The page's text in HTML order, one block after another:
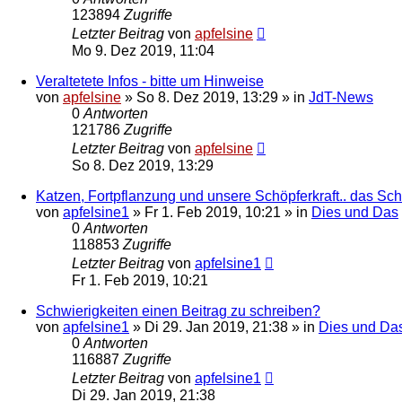
123894Zugriffe
Letzter Beitrag von apfelsine
Mo 9. Dez 2019, 11:04
Veraltetete Infos - bitte um Hinweise
von apfelsine » So 8. Dez 2019, 13:29 » in JdT-News
0Antworten
121786Zugriffe
Letzter Beitrag von apfelsine
So 8. Dez 2019, 13:29
Katzen, Fortpflanzung und unsere Schöpferkraft.. das
von apfelsine1 » Fr 1. Feb 2019, 10:21 » in Dies und Das
0Antworten
118853Zugriffe
Letzter Beitrag von apfelsine1
Fr 1. Feb 2019, 10:21
Schwierigkeiten einen Beitrag zu schreiben?
von apfelsine1 » Di 29. Jan 2019, 21:38 » in Dies und
0Antworten
116887Zugriffe
Letzter Beitrag von apfelsine1
Di 29. Jan 2019, 21:38